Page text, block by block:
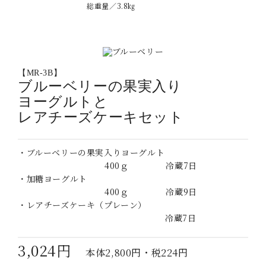
総重量／3.8㎏
【MR-3B】
ブルーベリーの果実入り
ヨーグルトと
レアチーズケーキセット
・ブルーベリーの果実入りヨーグルト
400ｇ 冷蔵7日
・加糖ヨーグルト
400ｇ 冷蔵9日
・レアチーズケーキ（プレーン）
冷蔵7日
3,024円本体2,800円・税224円